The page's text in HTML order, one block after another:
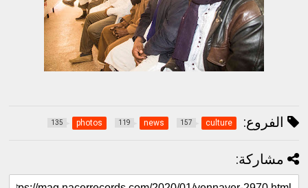
الفروع: culture
157
news
119
photos
135
مشاركة: